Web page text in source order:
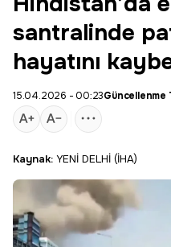
santralinde
hayatını
15.04.2026 - 00:23Güncellenme
Kaynak: YENİ DELHİ (İHA)